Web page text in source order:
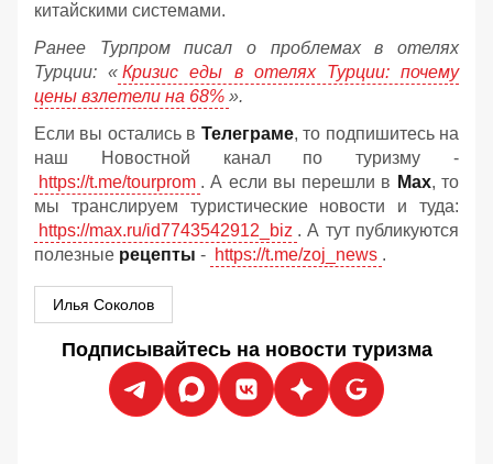
китайскими системами.
Ранее Турпром писал о проблемах в отелях
Турции: « Кризис еды в отелях Турции: почему
цены взлетели на 68% ».
Если вы остались в Телеграме, то подпишитесь на
наш Новостной канал по туризму -
https://t.me/tourprom . А если вы перешли в Мах, то
мы транслируем туристические новости и туда:
https://max.ru/id7743542912_biz . А тут публикуются
полезные рецепты - https://t.me/zoj_news .
Илья Соколов
Подписывайтесь на новости туризма